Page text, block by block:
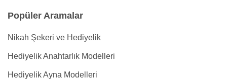
Popüler Aramalar
Nikah Şekeri ve Hediyelik
Hediyelik Anahtarlık Modelleri
Hediyelik Ayna Modelleri